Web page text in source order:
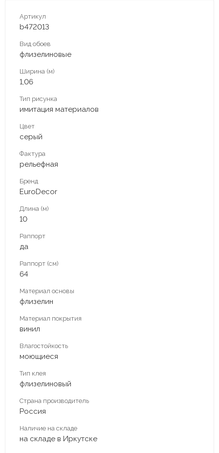
Артикул
b472013
Вид обоев
флизелиновые
Ширина (м)
1,06
Тип рисунка
имитация материалов
Цвет
серый
Фактура
рельефная
Бренд
EuroDecor
Длина (м)
10
Раппорт
да
Раппорт (см)
64
Материал основы
флизелин
Материал покрытия
винил
Влагостойкость
моющиеся
Тип клея
флизелиновый
Страна производитель
Россия
Наличие на складе
на складе в Иркутске